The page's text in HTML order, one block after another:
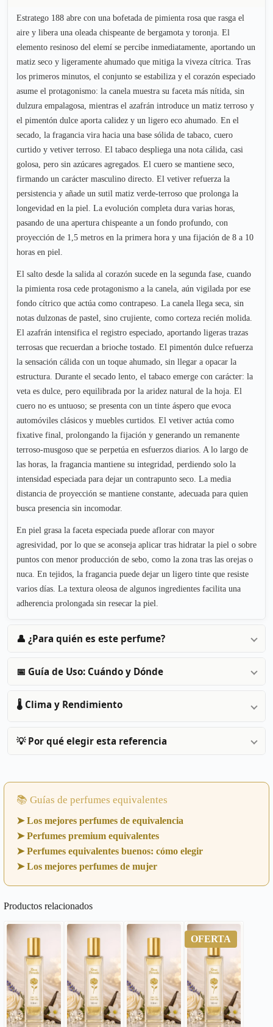
Estratego 188 abre con una bofetada de pimienta rosa que rasga el
aire y libera una oleada chispeante de bergamota y toronja. El
elemento resinoso del elemí se percibe inmediatamente, aportando un
matiz seco y ligeramente ahumado que mitiga la viveza cítrica. Tras
los primeros minutos, el conjunto se estabiliza y el corazón especiado
asume el protagonismo: la canela muestra su faceta más nítida, sin
dulzura empalagosa, mientras el azafrán introduce un matiz terroso y
el pimentón dulce aporta calidez y un ligero eco ahumado. En el
secado, la fragancia vira hacia una base sólida de tabaco, cuero
curtido y vetiver terroso. El tabaco despliega una nota cálida, casi
golosa, pero sin azúcares agregados. El cuero se mantiene seco,
firmando un carácter masculino directo. El vetiver refuerza la
persistencia y añade un sutil matiz verde-terroso que prolonga la
longevidad en la piel. La evolución completa dura varias horas,
pasando de una apertura chispeante a un fondo profundo, con
proyección de 1,5 metros en la primera hora y una fijación de 8 a 10
horas en piel.
El salto desde la salida al corazón sucede en la segunda fase, cuando
la pimienta rosa cede protagonismo a la canela, aún vigilada por ese
fondo cítrico que actúa como contrapeso. La canela llega seca, sin
notas dulzonas de pastel, sino crujiente, como corteza recién molida.
El azafrán intensifica el registro especiado, aportando ligeras trazas
terrosas que recuerdan a brioche tostado. El pimentón dulce refuerza
la sensación cálida con un toque ahumado, sin llegar a opacar la
estructura. Durante el secado lento, el tabaco emerge con carácter: la
veta es dulce, pero equilibrada por la aridez natural de la hoja. El
cuero no es untuoso; se presenta con un tinte áspero que evoca
automóviles clásicos y muebles curtidos. El vetiver actúa como
fixative final, prolongando la fijación y generando un remanente
terroso-musgoso que se perpetúa en esfuerzos diarios. A lo largo de
las horas, la fragancia mantiene su integridad, perdiendo solo la
intensidad especiada para dejar un contrapunto seco. La media
distancia de proyección se mantiene constante, adecuada para quien
busca presencia sin incomodar.
En piel grasa la faceta especiada puede aflorar con mayor
agresividad, por lo que se aconseja aplicar tras hidratar la piel o sobre
puntos con menor producción de sebo, como la zona tras las orejas o
nuca. En tejidos, la fragancia puede dejar un ligero tinte que resiste
varios días. La textura oleosa de algunos ingredientes facilita una
adherencia prolongada sin resecar la piel.
👤 ¿Para quién es este perfume?
📅 Guía de Uso: Cuándo y Dónde
🌡️ Clima y Rendimiento
💡 Por qué elegir esta referencia
📚 Guías de perfumes equivalentes
➤ Los mejores perfumes de equivalencia
➤ Perfumes premium equivalentes
➤ Perfumes equivalentes buenos: cómo elegir
➤ Los mejores perfumes de mujer
Productos relacionados
OFERTA